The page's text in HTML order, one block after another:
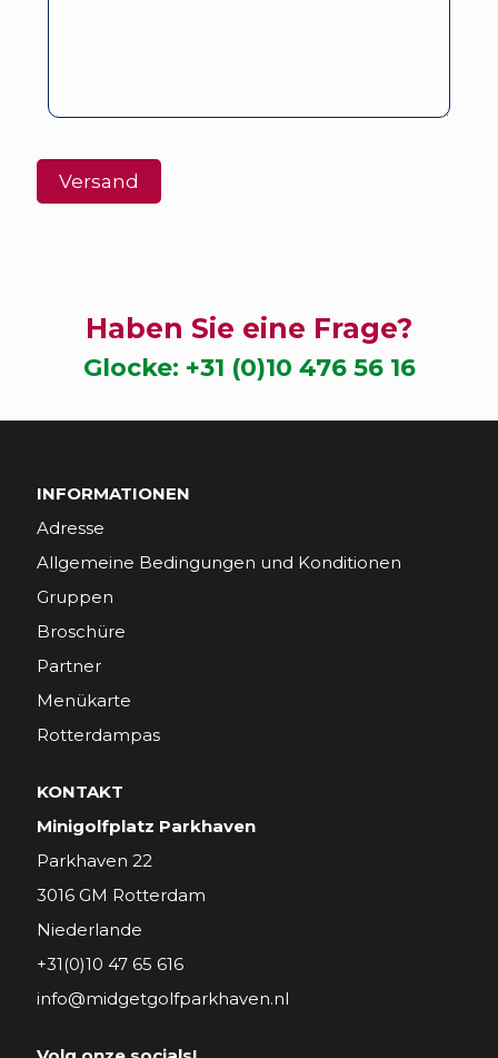
Haben Sie eine Frage?
Glocke: +31 (0)10 476 56 16
INFORMATIONEN
Adresse
Allgemeine Bedingungen und Konditionen
Gruppen
Broschüre
Partner
Menükarte
Rotterdampas
KONTAKT
Minigolfplatz Parkhaven
Parkhaven 22
3016 GM Rotterdam
Niederlande
+31(0)10 47 65 616
info@midgetgolfparkhaven.nl